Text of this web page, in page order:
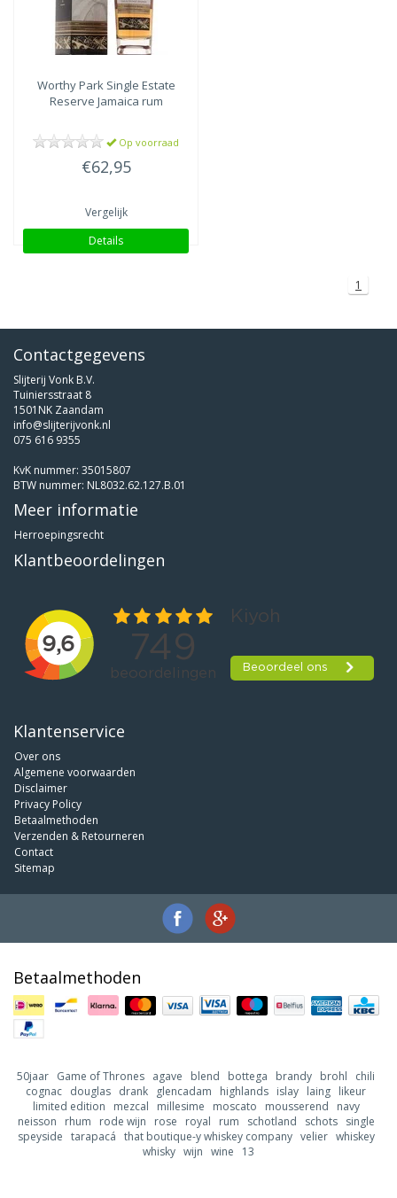
Worthy ParkSingle Estate
Reserve Jamaica rum
Op voorraad
€62,95
Vergelijk
Details
1
Contactgegevens
Slijterij Vonk B.V.
Tuiniersstraat 8
1501NK Zaandam
info@slijterijvonk.nl
075 616 9355
KvK nummer: 35015807
BTW nummer: NL8032.62.127.B.01
Meer informatie
Herroepingsrecht
Klantbeoordelingen
Klantenservice
Over ons
Algemene voorwaarden
Disclaimer
Privacy Policy
Betaalmethoden
Verzenden & Retourneren
Contact
Sitemap
Betaalmethoden
50jaar Game of Thrones agave blend bottega brandy brohl
chili
cognac douglas drank glencadam highlands islay laing likeur
limited edition
mezcal millesime moscato mousserend
navy
neisson
rhum rode wijn rose royal rum schotland schots
single
speyside tarapacá that boutique-y whiskey company velier whiskey
whisky wijn wine 13